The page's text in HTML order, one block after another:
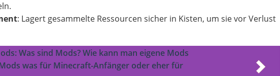
: Lagert gesammelte Ressourcen sicher in Kisten, um sie vor Verlust
Was sind Mods? Wie kann man eigene Mods
was für Minecraft-Anfänger oder eher für